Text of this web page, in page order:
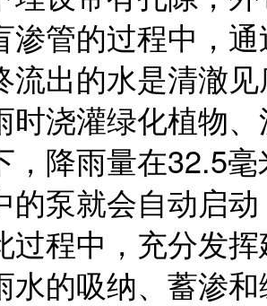
渗管的过程中，
流出的水是清澈
时浇灌绿化植物
，降雨量在32.5
的泵就会自动启
过程中，充分发
水的吸纳、蓄渗